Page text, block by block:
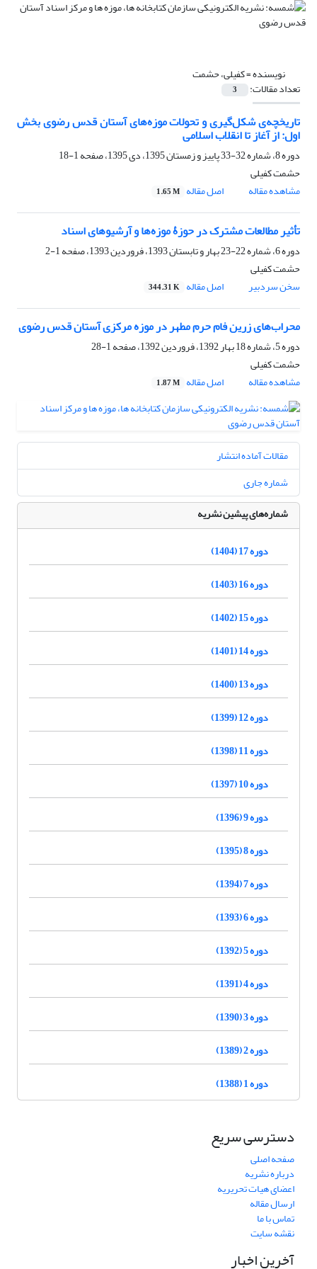
نویسنده =کفیلی، حشمت
تعداد مقالات: 3
تاریخچه‌ی شکل‌گیری و تحولات موزه‌های آستان قدس رضوی بخش
اول: از آغاز تا انقلاب اسلامی
دوره 8، شماره 32-33 پاییز و زمستان 1395، دی 1395، صفحه
1-18
حشمت کفیلی
مشاهده مقاله
اصل مقاله 1.65 M
تأثیر مطالعات مشترک در حوزۀ موزه‌ها و آرشیوهای اسناد
دوره 6، شماره 22-23 بهار و تابستان 1393، فروردین 1393، صفحه
1-2
حشمت کفیلی
سخن سردبیر
اصل مقاله 344.31 K
محراب‌های زرین‌ فام حرم مطهر در موزه مرکزی آستان قدس رضوی
دوره 5، شماره 18 بهار 1392، فروردین 1392، صفحه
1-28
حشمت کفیلی
مشاهده مقاله
اصل مقاله 1.87 M
مقالات آماده انتشار
شماره جاری
شماره‌های پیشین نشریه
دوره 17 (1404)
دوره 16 (1403)
دوره 15 (1402)
دوره 14 (1401)
دوره 13 (1400)
دوره 12 (1399)
دوره 11 (1398)
دوره 10 (1397)
دوره 9 (1396)
دوره 8 (1395)
دوره 7 (1394)
دوره 6 (1393)
دوره 5 (1392)
دوره 4 (1391)
دوره 3 (1390)
دوره 2 (1389)
دوره 1 (1388)
دسترسی سریع
صفحه اصلی
درباره نشریه
اعضای هیات تحریریه
ارسال مقاله
تماس با ما
نقشه سایت
آخرین اخبار